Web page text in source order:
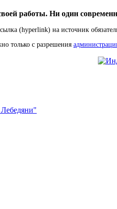
работы. Ни один
(hyperlink) на источник
только с разрешения